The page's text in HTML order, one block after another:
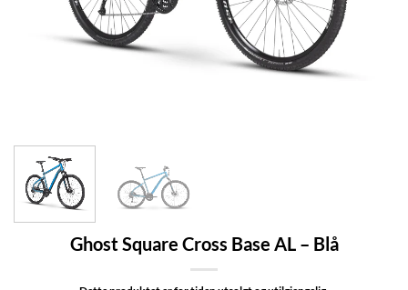
Ghost Square Cross Base AL – Blå